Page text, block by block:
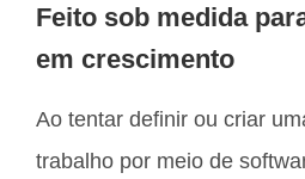
Feito sob medida
em crescimento
Ao tentar definir ou criar
trabalho por meio de